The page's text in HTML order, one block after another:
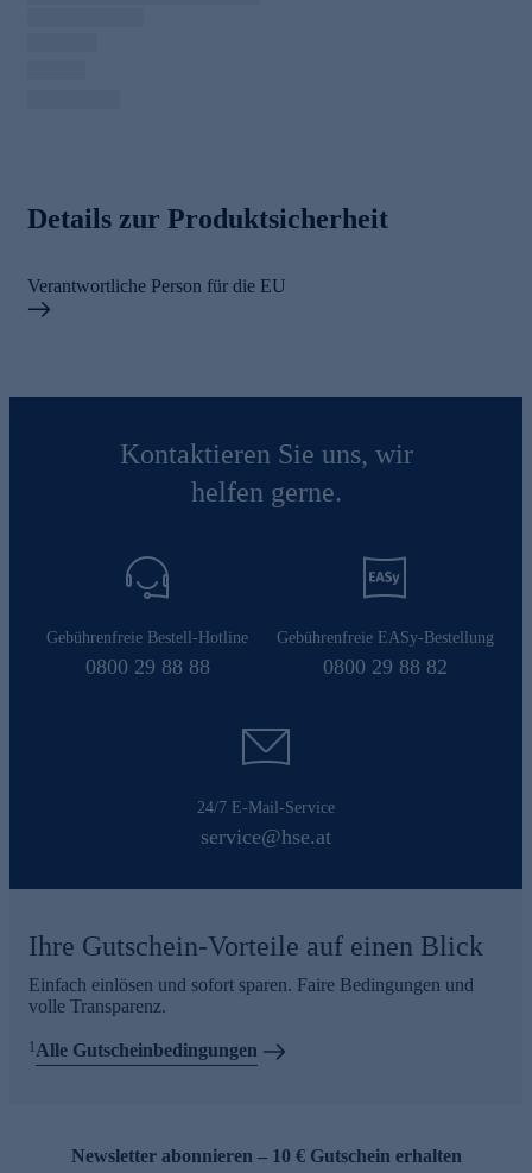
Details zur Produktsicherheit
Verantwortliche Person für die EU
Kontaktieren Sie uns, wir
helfen gerne.
Gebührenfreie Bestell-Hotline
0800 29 88 88
Gebührenfreie EASy-Bestellung
0800 29 88 82
24/7 E-Mail-Service
service@hse.at
Ihre Gutschein-Vorteile auf einen Blick
Einfach einlösen und sofort sparen. Faire Bedingungen und
volle Transparenz.
1 Alle Gutscheinbedingungen
Newsletter abonnieren – 10 € Gutschein erhalten